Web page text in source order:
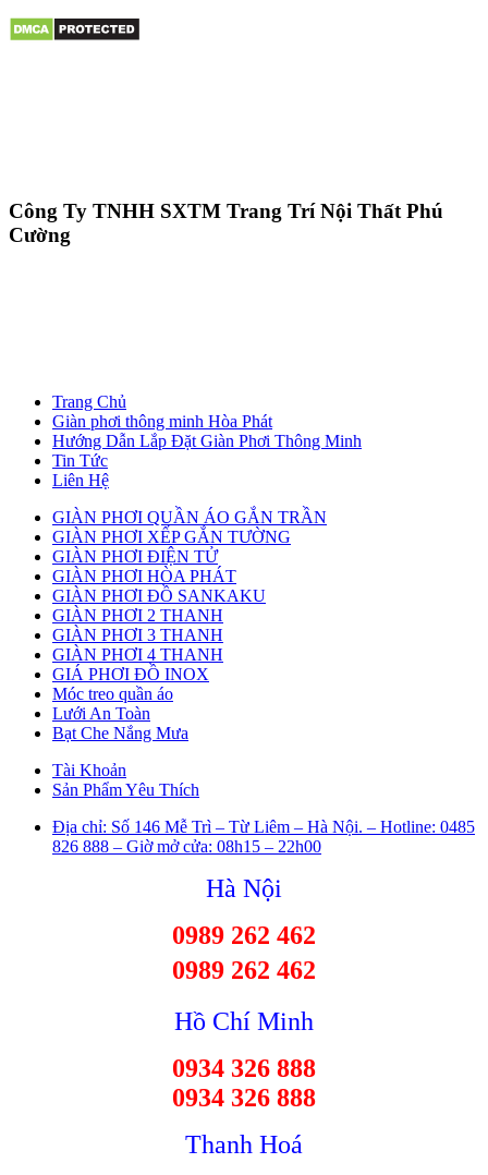
Công Ty TNHH SXTM Trang Trí Nội Thất Phú
Cường
Trang Chủ
Giàn phơi thông minh Hòa Phát
Hướng Dẫn Lắp Đặt Giàn Phơi Thông Minh
Tin Tức
Liên Hệ
GIÀN PHƠI QUẦN ÁO GẮN TRẦN
GIÀN PHƠI XẾP GẮN TƯỜNG
GIÀN PHƠI ĐIỆN TỬ
GIÀN PHƠI HÒA PHÁT
GIÀN PHƠI ĐỒ SANKAKU
GIÀN PHƠI 2 THANH
GIÀN PHƠI 3 THANH
GIÀN PHƠI 4 THANH
GIÁ PHƠI ĐỒ INOX
Móc treo quần áo
Lưới An Toàn
Bạt Che Nắng Mưa
Tài Khoản
Sản Phẩm Yêu Thích
Địa chỉ: Số 146 Mễ Trì – Từ Liêm – Hà Nội. – Hotline: 0485
826 888 – Giờ mở cửa: 08h15 – 22h00
Hà Nội
0989 262 462
0989 262 462
Hồ Chí Minh
0934 326 888
0934 326 888
Thanh Hoá